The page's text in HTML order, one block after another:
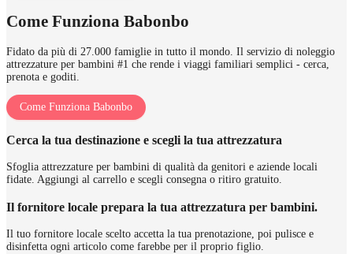
Come Funziona Babonbo
Fidato da più di 27.000 famiglie in tutto il mondo. Il servizio di noleggio
attrezzature per bambini #1 che rende i viaggi familiari semplici - cerca,
prenota e goditi.
Come Funziona Babonbo
Cerca la tua destinazione e scegli la tua attrezzatura
Sfoglia attrezzature per bambini di qualità da genitori e aziende locali
fidate. Aggiungi al carrello e scegli consegna o ritiro gratuito.
Il fornitore locale prepara la tua attrezzatura per bambini.
Il tuo fornitore locale scelto accetta la tua prenotazione, poi pulisce e
disinfetta ogni articolo come farebbe per il proprio figlio.